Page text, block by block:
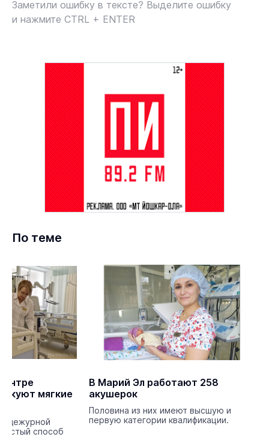
Заметили ошибку в тексте? Выделите ошибку
и нажмите CTRL + ENTER
По теме
мягкие
дежурной
способ
В Марий Эл работают 258
акушерок
Половина из них имеют высшую и
первую категории квалификации.